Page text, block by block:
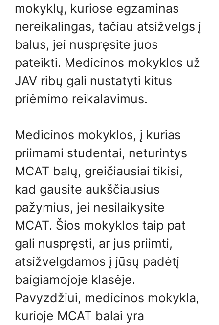
mokyklų, kuriose egzaminas
nereikalingas, tačiau atsižvelgs į
balus, jei nuspręsite juos
pateikti. Medicinos mokyklos už
JAV ribų gali nustatyti kitus
priėmimo reikalavimus.
Medicinos mokyklos, į kurias
priimami studentai, neturintys
MCAT balų, greičiausiai tikisi,
kad gausite aukščiausius
pažymius, jei nesilaikysite
MCAT. Šios mokyklos taip pat
gali nuspręsti, ar jus priimti,
atsižvelgdamos į jūsų padėtį
baigiamojoje klasėje.
Pavyzdžiui, medicinos mokykla,
kurioje MCAT balai yra